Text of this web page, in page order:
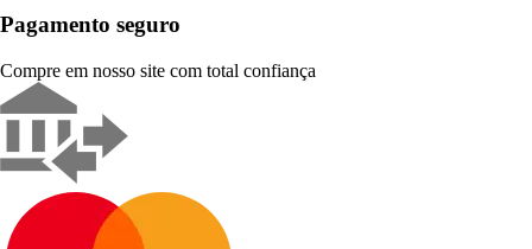
Pagamento seguro
Compre em nosso site com total confiança